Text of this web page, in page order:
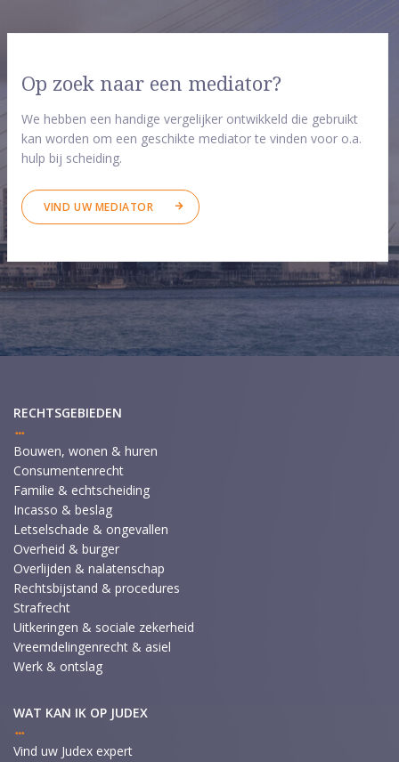
Op zoek naar een mediator?
We hebben een handige vergelijker ontwikkeld die gebruikt
kan worden om een geschikte mediator te vinden voor o.a.
hulp bij scheiding.
VIND UW MEDIATOR
RECHTSGEBIEDEN
Bouwen, wonen & huren
Consumentenrecht
Familie & echtscheiding
Incasso & beslag
Letselschade & ongevallen
Overheid & burger
Overlijden & nalatenschap
Rechtsbijstand & procedures
Strafrecht
Uitkeringen & sociale zekerheid
Vreemdelingenrecht & asiel
Werk & ontslag
WAT KAN IK OP JUDEX
Vind uw Judex expert